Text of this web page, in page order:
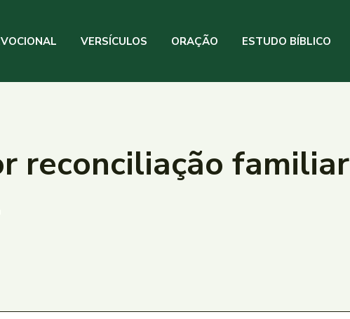
VERSÍCULOS ORAÇÃO ESTUDO BÍBLICO
reconciliação familiar